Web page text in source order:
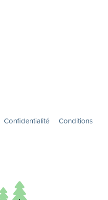
Confidentialité | Conditions